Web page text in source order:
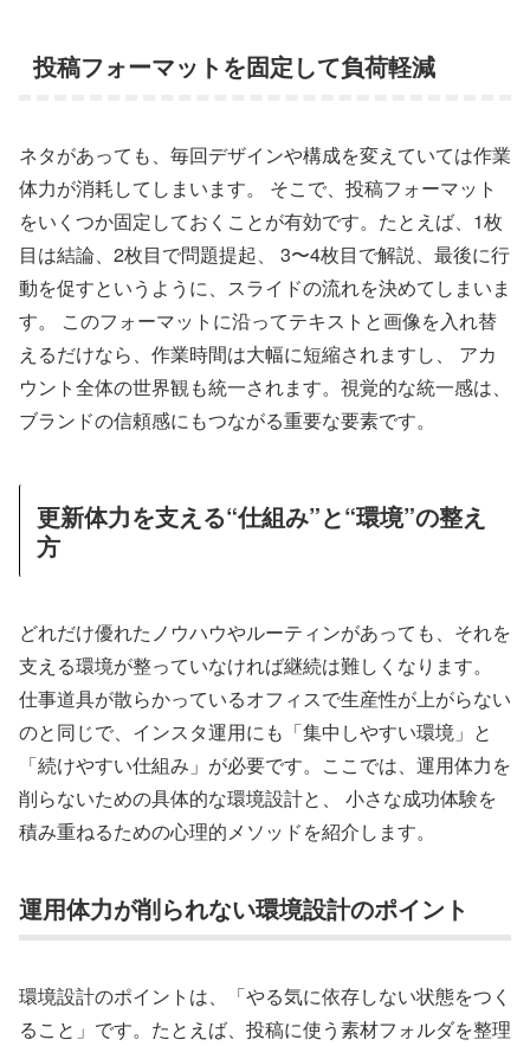
投稿フォーマットを固定して負荷軽減
ネタがあっても、毎回デザインや構成を変えていては作業
体力が消耗してしまいます。 そこで、投稿フォーマット
をいくつか固定しておくことが有効です。たとえば、1枚
目は結論、2枚目で問題提起、 3〜4枚目で解説、最後に行
動を促すというように、スライドの流れを決めてしまいま
す。 このフォーマットに沿ってテキストと画像を入れ替
えるだけなら、作業時間は大幅に短縮されますし、 アカ
ウント全体の世界観も統一されます。視覚的な統一感は、
ブランドの信頼感にもつながる重要な要素です。
更新体力を支える“仕組み”と“環境”の整え
方
どれだけ優れたノウハウやルーティンがあっても、それを
支える環境が整っていなければ継続は難しくなります。
仕事道具が散らかっているオフィスで生産性が上がらない
のと同じで、インスタ運用にも「集中しやすい環境」と
「続けやすい仕組み」が必要です。ここでは、運用体力を
削らないための具体的な環境設計と、 小さな成功体験を
積み重ねるための心理的メソッドを紹介します。
運用体力が削られない環境設計のポイント
環境設計のポイントは、「やる気に依存しない状態をつく
ること」です。たとえば、投稿に使う素材フォルダを整理